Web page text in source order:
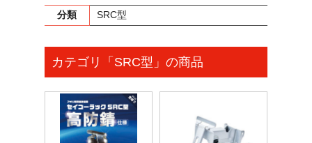
分類 SRC型
カテゴリ「SRC型」の商品